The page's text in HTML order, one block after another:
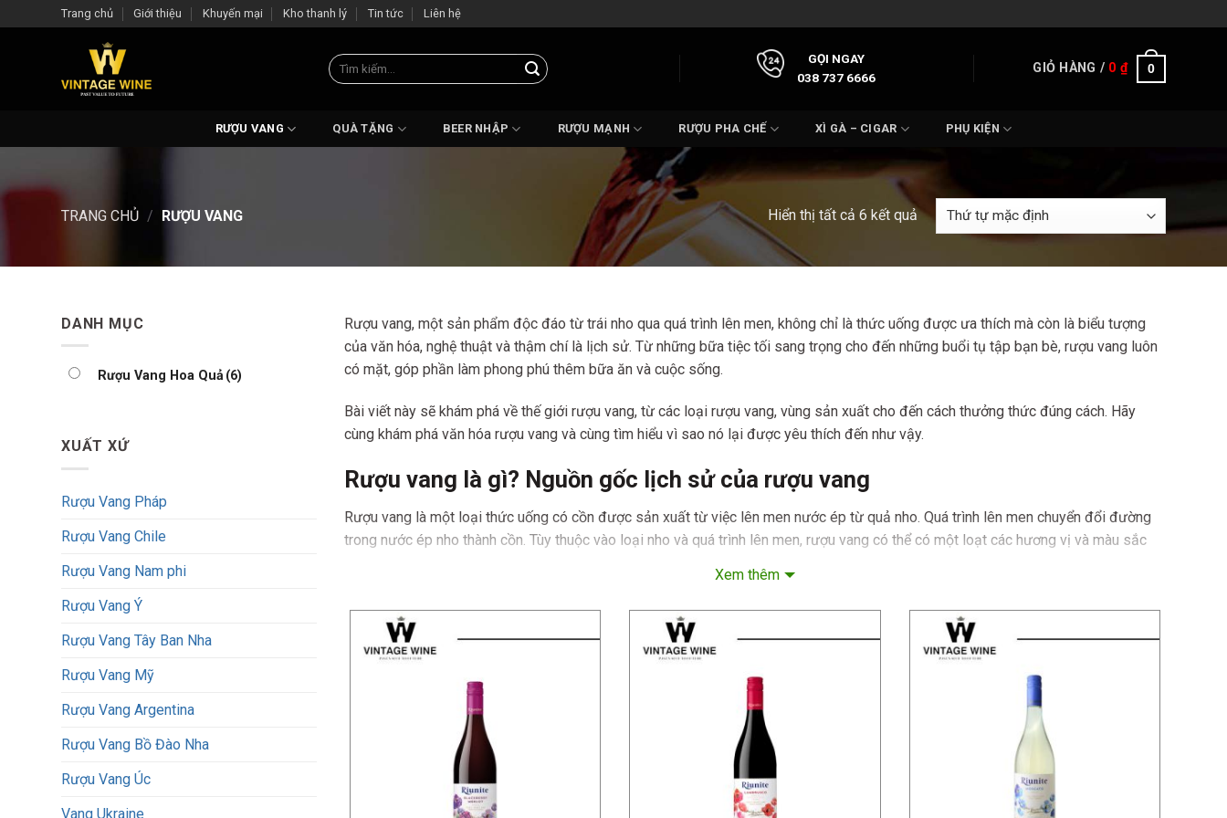
to
Trang chủ Giới thiệu Khuyến mại Kho thanh lý Tin tức Liên hệ
Tìm
kiếm:
GỌI NGAY
038 737 6666
GIỎ HÀNG / 0₫ 0
RƯỢU VANG QUÀ TẶNG BEER NHẬP RƯỢU MẠNH RƯỢU PHA CHẾ XÌ GÀ – CIGAR PHỤ KIỆN
TRANG CHỦ / RƯỢU VANG Hiển thị tất cả 6 kết quả
DANH MỤC
Rượu Vang Hoa Quả(6)
XUẤT XỨ
Rượu Vang Pháp
Rượu Vang Chile
Rượu Vang Nam phi
Rượu Vang Ý
Rượu Vang Tây Ban Nha
Rượu Vang Mỹ
Rượu Vang Argentina
Rượu Vang Bồ Đào Nha
Rượu Vang Úc
Vang Ukraine
Rượu vang, một sản phẩm độc đáo từ trái nho qua quá trình lên men, không chỉ là thức uống được ưa thích mà còn là biểu tượng
của văn hóa, nghệ thuật và thậm chí là lịch sử. Từ những bữa tiệc tối sang trọng cho đến những buổi tụ tập bạn bè, rượu vang luôn
có mặt, góp phần làm phong phú thêm bữa ăn và cuộc sống.
Bài viết này sẽ khám phá về thế giới rượu vang, từ các loại rượu vang, vùng sản xuất cho đến cách thưởng thức đúng cách. Hãy
cùng khám phá văn hóa rượu vang và cùng tìm hiểu vì sao nó lại được yêu thích đến như vậy.
Rượu vang là gì? Nguồn gốc lịch sử của rượu vang
Rượu vang là một loại thức uống có cồn được sản xuất từ việc lên men nước ép từ quả nho. Quá trình lên men chuyển đổi đường
trong nước ép nho thành cồn. Tùy thuộc vào loại nho và quá trình lên men, rượu vang có thể có một loạt các hương vị và màu sắc
Mesopotamia (nay là Iraq) đã sản xuất rượu vang vào khoảng 6000 năm trước Công nguyên. Tuy nhiên, văn minh cổ đại đã biết
đến việc sử dụng nho để sản xuất rượu trước đó, có thể lên đến 7000 đến 6600 trước Công nguyên.
Xem thêm